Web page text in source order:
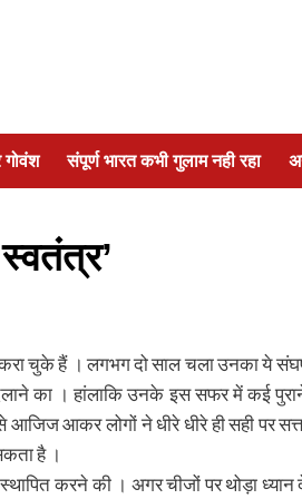
गोवंश संपूर्ण भारत कभी गुलाम नही रहा
चुके हैं । लगभग दो साल चला उनका ये
का । हांलाकि उनके इस सफर में कई
आकर लोगों ने धीरे धीरे ही सही पर
है ।
करने की । अगर चीजों पर थोड़ा ध्यान